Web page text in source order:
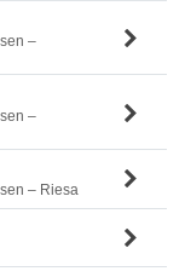
–
–
– Riesa